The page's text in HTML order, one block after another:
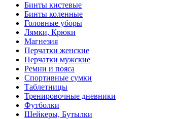
Бинты кистевые
Бинты коленные
Головные уборы
Лямки, Крюки
Магнезия
Перчатки женские
Перчатки мужские
Ремни и пояса
Спортивные сумки
Таблетницы
Тренировочные дневники
Футболки
Шейкеры, Бутылки